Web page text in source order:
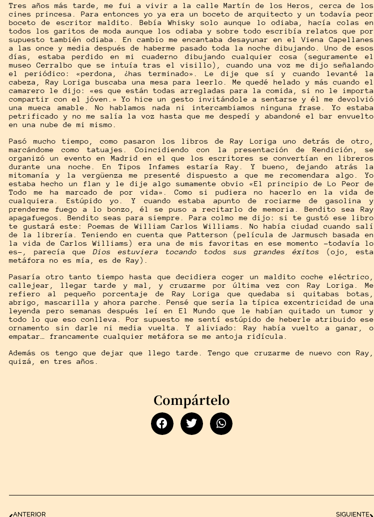
Tres años más tarde, me fui a vivir a la calle Martín de los Heros, cerca de los
cines princesa. Para entonces yo ya era un boceto de arquitecto y un todavía peor
boceto de escritor maldito. Bebía Whisky solo aunque lo odiaba, hacía colas en
todos los garitos de moda aunque los odiaba y sobre todo escribía relatos que por
supuesto también odiaba. En cambio me encantaba desayunar en el Viena Capellanes
a las once y media después de haberme pasado toda la noche dibujando. Uno de esos
días, estaba perdido en mi cuaderno dibujando cualquier cosa (seguramente el
museo Cerralbo que se intuía tras el visillo), cuando una voz me dijo señalando
el periódico: «perdona, ¿has terminado». Le dije que sí y cuando levanté la
cabeza, Ray Loriga buscaba una mesa para leerlo. Me quedé helado y más cuando el
camarero le dijo: «es que están todas arregladas para la comida, si no le importa
compartir con el jóven.» Yo hice un gesto invitándole a sentarse y él me devolvió
una mueca amable. No hablamos nada ni intercambiamos ninguna frase. Yo estaba
petrificado y no me salía la voz hasta que me despedí y abandoné el bar envuelto
en una nube de mi mismo.
Pasó mucho tiempo, como pasaron los libros de Ray Loriga uno detrás de otro,
marcándome como tatuajes. Coincidiendo con la presentación de Rendición, se
organizó un evento en Madrid en el que los escritores se convertían en libreros
durante una noche. En Tipos Infames estaría Ray. Y bueno, dejando atrás la
mitomanía y la vergüenza me presenté dispuesto a que me recomendara algo. Yo
estaba hecho un flan y le dije algo sumamente obvio «El principio de Lo Peor de
Todo me ha marcado de por vida». Como si pudiera no hacerlo en la vida de
cualquiera. Estúpido yo. Y cuando estaba apunto de rociarme de gasolina y
prenderme fuego a lo bonzo, él se puso a recitarlo de memoria. Bendito sea Ray
apagafuegos. Bendito seas para siempre. Para colmo me dijo: si te gustó ese libro
te gustará este: Poemas de William Carlos Williams. No había ciudad cuando salí
de la librería. Teniendo en cuenta que Patterson (película de Jarmusch basada en
la vida de Carlos Williams) era una de mis favoritas en ese momento -todavía lo
es-, parecía que Dios estuviera tocando todos sus grandes éxitos
(ojo, esta
metáfora no es mía, es de Ray).
Pasaría otro tanto tiempo hasta que decidiera coger un maldito coche eléctrico,
callejear, llegar tarde y mal, y cruzarme por última vez con Ray Loriga. Me
refiero al pequeño porcentaje de Ray Loriga que quedaba si quitabas botas,
abrigo, mascarilla y ahora parche. Pensé que sería la típica excentricidad de una
leyenda pero semanas después leí en El Mundo que le habían quitado un tumor y
todo lo que eso conlleva. Por supuesto me sentí estúpido de heberle atribuido ese
ornamento sin darle ni media vuelta. Y aliviado: Ray había vuelto a ganar, o
empatar… francamente cualquier metáfora se me antoja ridícula.
Además os tengo que dejar que llego tarde. Tengo que cruzarme de nuevo con Ray,
quizá, en tres años.
Compártelo
ANTERIOR SIGUIENTE